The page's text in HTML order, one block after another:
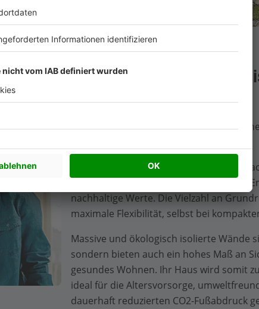
Zukunftsfähige
Massivhaus
BEITZ Massivhaus steht für
Das Unternehmen baut Ihr Eigenheim
Standards, garantiert somit langfristige
nachhaltige Werte. Die Vielzahl an
maximale Flexibilität, selbst bei
Massive und ökologisch isolierte Wände
sondern bieten auch ein hohes Maß an
gesundes Wohnen. Ihr Haus wird somit
ideal für die Altersvorsorge,
dauerhaft reduzierten CO2-Fußabdruck